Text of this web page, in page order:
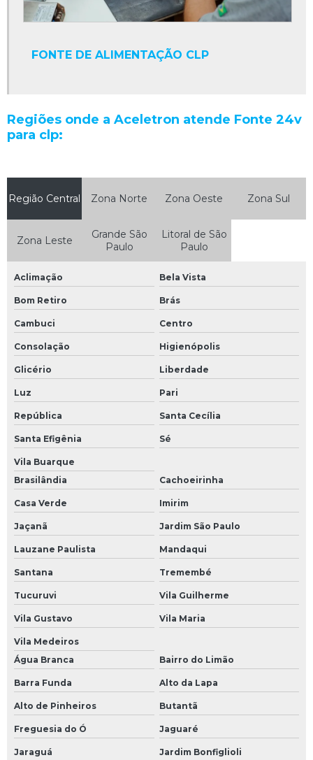
Limpeza de circuitos eletrônicos
Limpeza de equipamentos eletrônicos
Manutenção de encoder
Manutenção de equipamentos industriais
Manutenção de fontes chaveadas
Manutenção de máquinas industriais em são paulo
Manutenção de nobreak
Manutenção de nobreak sp
Manutenção de placas eletrônicas
Manutenção de plc
Manutenção de sensor
Manutenção de servo motor
Manutenção e reparação de equipamentos eletrônicos e ópticos
Manutenção eletroeletrônica
Manutenção eletronica industrial
Manutenção equipamentos eletrônicos industriais
Manutenção inversor de frequência
Manutenção módulos eletrônicos
Manutenção preventiva de nobreak
Manutenção preventiva de ups
Manutenção preventiva em inversor
Manutenção preventiva inversor de frequência
Manutenção preventiva servo motor
Manutenção ups
Mini cpu industrial
FONTE DE ALIMENTAÇÃO CLP
Regiões onde a Aceletron atende Fonte 24v
para clp:
Região Central Zona Norte Zona Oeste Zona Sul
Zona Leste
Grande São
Paulo
Litoral de São
Paulo
Aclimação Bela Vista
Bom Retiro Brás
Cambuci Centro
Consolação Higienópolis
Glicério Liberdade
Luz Pari
República Santa Cecília
Santa Efigênia Sé
Vila Buarque
Brasilândia
Cachoeirinha
Casa Verde Imirim
Jaçanã Jardim São Paulo
Lauzane Paulista Mandaqui
Santana Tremembé
Tucuruvi Vila Guilherme
Vila Gustavo Vila Maria
Vila Medeiros
Água Branca
Bairro do Limão
Barra Funda Alto da Lapa
Alto de Pinheiros Butantã
Freguesia do Ó Jaguaré
Jaraguá Jardim Bonfiglioli